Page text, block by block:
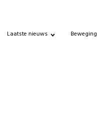
Laatste nieuws Beweging